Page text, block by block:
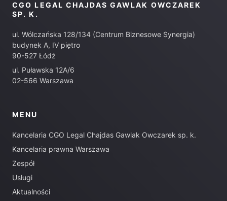
CGO LEGAL CHAJDAS GAWLAK OWCZAREK
SP. K.
ul. Wólczańska 128/134 (Centrum Biznesowe Synergia)
budynek A, IV piętro
90-527 Łódź
ul. Puławska 12A/6
02-566 Warszawa
MENU
Kancelaria CGO Legal Chajdas Gawlak Owczarek sp. k.
Kancelaria prawna Warszawa
Zespół
Usługi
Aktualności